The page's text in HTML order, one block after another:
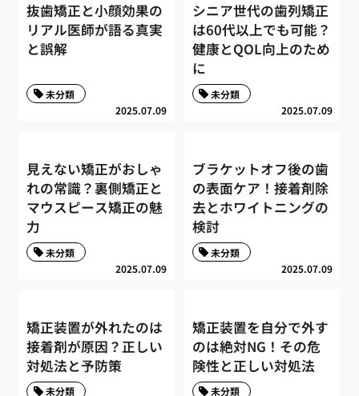
抜歯矯正と小顔効果の
リアル医師が語る真実
と誤解
2025.07.09
未分類
シニア世代の歯列矯正
は60代以上でも可能？
健康とQOL向上のため
に
2025.07.09
未分類
見えない矯正がおしゃ
れの常識？裏側矯正と
マウスピース矯正の魅
力
2025.07.09
未分類
ブラケットオフ後の歯
の表面ケア！接着剤除
去とホワイトニングの
検討
2025.07.09
未分類
矯正装置が外れたのは
接着剤が原因？正しい
対処法と予防策
未分類
矯正装置を自分で外す
のは絶対NG！その危
険性と正しい対処法
未分類